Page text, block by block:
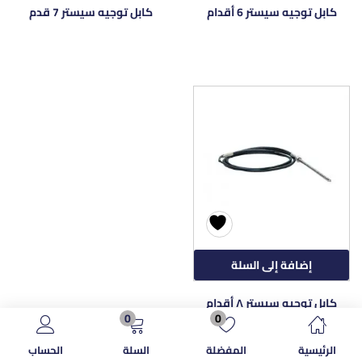
الرئيسية
0
المفضلة
0
السلة الحساب
كابل توجيه سيستر 6 أقدام
كابل توجيه سيستر 7 قدم
إضافة إلى السلة
كابل توجيه سيستر ٨ أقدام